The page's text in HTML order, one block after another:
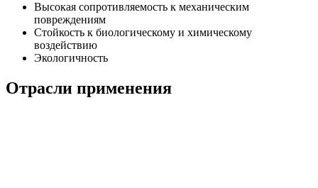
Высокая сопротивляемость к механическим
повреждениям
Стойкость к биологическому и химическому
воздействию
Экологичность
Отрасли применения